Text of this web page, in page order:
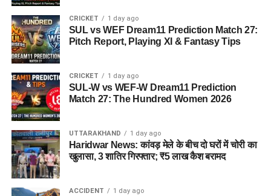
CRICKET 1 day ago
SUL vs WEF Dream11 Prediction Match 27:
Pitch Report, Playing XI & Fantasy Tips
CRICKET 1 day ago
SUL-W vs WEF-W Dream11 Prediction
Match 27: The Hundred Women 2026
UTTARAKHAND 1 day ago
Haridwar News: कांवड़ मेले के बीच दो घरों में चोरी का
खुलासा, 3 शातिर गिरफ्तार; ₹5 लाख कैश बरामद
ACCIDENT 1 day ago